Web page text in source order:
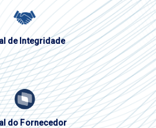
de Integridade
do Fornecedor